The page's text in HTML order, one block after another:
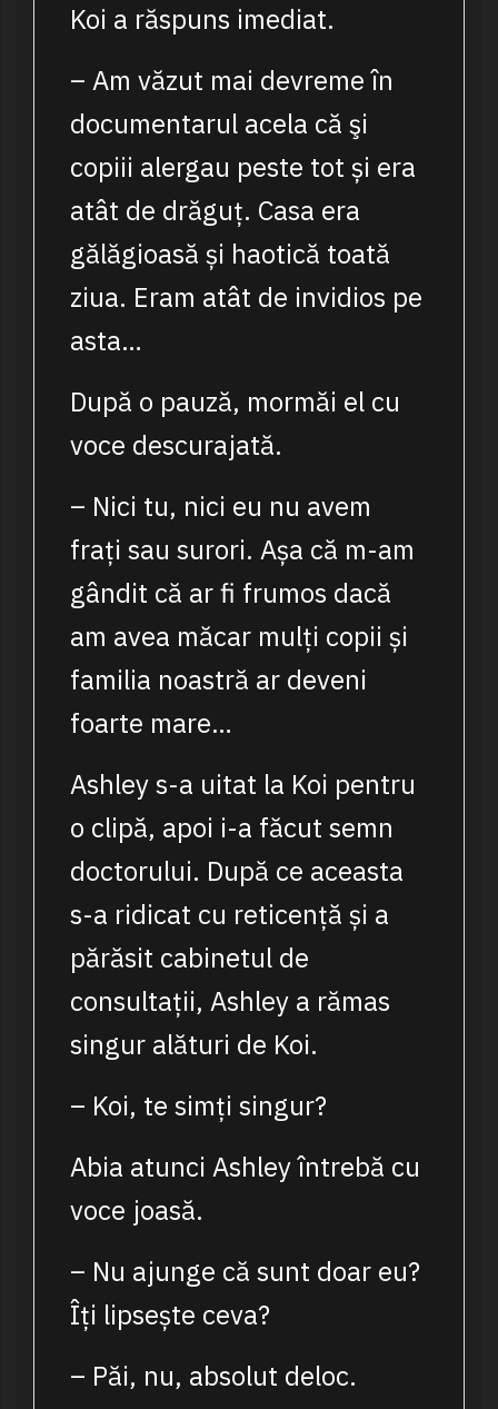
Koi a răspuns imediat.
– Am văzut mai devreme în
documentarul acela că şi
copiii alergau peste tot și era
atât de drăguț. Casa era
gălăgioasă și haotică toată
ziua. Eram atât de invidios pe
asta…
După o pauză, mormăi el cu
voce descurajată.
– Nici tu, nici eu nu avem
frați sau surori. Așa că m-am
gândit că ar fi frumos dacă
am avea măcar mulți copii și
familia noastră ar deveni
foarte mare…
Ashley s-a uitat la Koi pentru
o clipă, apoi i-a făcut semn
doctorului. După ce aceasta
s-a ridicat cu reticență și a
părăsit cabinetul de
consultații, Ashley a rămas
singur alături de Koi.
– Koi, te simți singur?
Abia atunci Ashley întrebă cu
voce joasă.
– Nu ajunge că sunt doar eu?
Îți lipsește ceva?
– Păi, nu, absolut deloc.